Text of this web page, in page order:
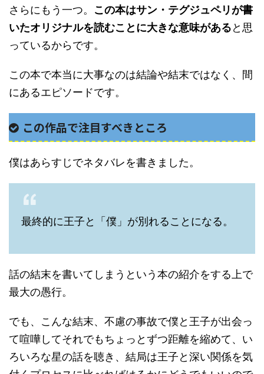
さらにもう一つ。 この本はサン・テグジュペリが書
いたオリジナルを読むことに大きな意味があると思
っているからです。
この本で本当に大事なのは結論や結末ではなく、間
にあるエピソードです。
この作品で注目すべきところ
僕はあらすじでネタバレを書きました。
最終的に王子と「僕」が別れることになる。
話の結末を書いてしまうという本の紹介をする上で
最大の愚行。
でも、こんな結末、不慮の事故で僕と王子が出会っ
て喧嘩してそれでもちょっとずつ距離を縮めて、い
ろいろな星の話を聴き、結局は王子と深い関係を気